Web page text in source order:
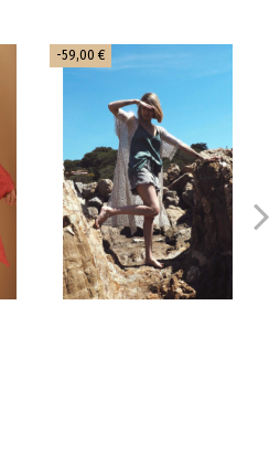
-59,00 €